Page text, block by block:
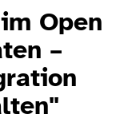
Open
–